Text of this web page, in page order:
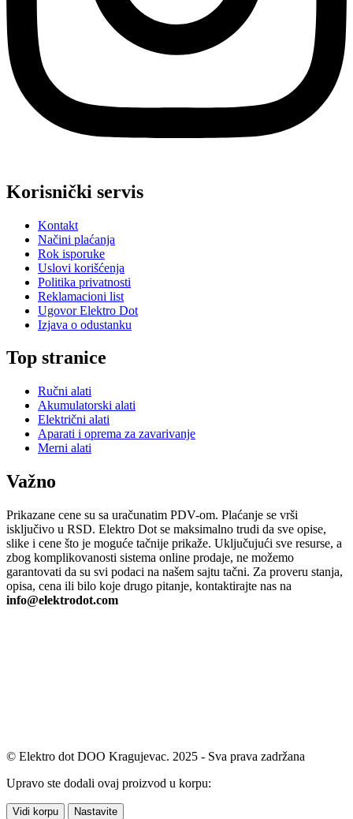
Korisnički servis
Kontakt
Načini plaćanja
Rok isporuke
Uslovi korišćenja
Politika privatnosti
Reklamacioni list
Ugovor Elektro Dot
Izjava o odustanku
Top stranice
Ručni alati
Akumulatorski alati
Električni alati
Aparati i oprema za zavarivanje
Merni alati
Važno
Prikazane cene su sa uračunatim PDV-om. Plaćanje se vrši
isključivo u RSD. Elektro Dot se maksimalno trudi da sve opise,
slike i cene što je moguće tačnije prikaže. Uključujući sve resurse, a
zbog komplikovanosti sistema online prodaje, ne možemo
garantovati da su svi podaci na našem sajtu tačni. Za proveru stanja,
opisa, cena ili bilo koje drugo pitanje, kontaktirajte nas na
info@elektrodot.com
© Elektro dot DOO Kragujevac. 2025 - Sva prava zadržana
Upravo ste dodali ovaj proizvod u korpu:
Vidi korpu Nastavite